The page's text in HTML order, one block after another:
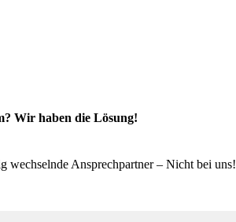
Wir haben die Lösung!
wechselnde Ansprechpartner – Nicht bei uns!